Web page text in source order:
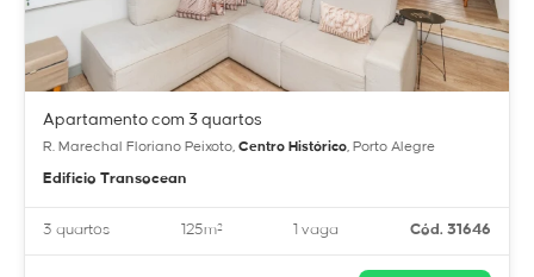
Apartamento com 3 quartos
R. Marechal Floriano Peixoto, Centro Histórico, Porto Alegre
Edificio Transocean
3 quartos 125m² 1 vaga Cód. 31646